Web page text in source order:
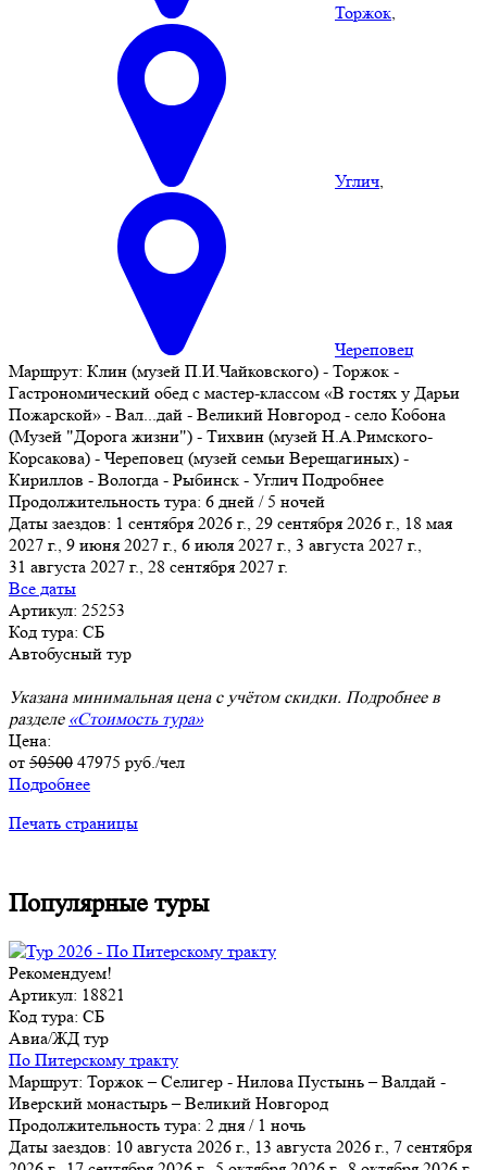
Торжок,
Углич,
Череповец
Маршрут: Клин (музей П.И.Чайковского) - Торжок -
Гастрономический обед с мастер-классом «В гостях у Дарьи
Пожарской» - Вал...дай - Великий Новгород - село Кобона
(Музей "Дорога жизни") - Тихвин (музей Н.А.Римского-
Корсакова) - Череповец (музей семьи Верещагиных) -
Кириллов - Вологда - Рыбинск - Углич Подробнее
Продолжительность тура: 6 дней / 5 ночей
Даты заездов: 1 сентября 2026 г., 29 сентября 2026 г., 18 мая
2027 г., 9 июня 2027 г., 6 июля 2027 г., 3 августа 2027 г.,
31 августа 2027 г., 28 сентября 2027 г.
Все даты
Артикул: 25253
Код тура: СБ
Автобусный тур
Указана минимальная цена с учётом скидки. Подробнее в
разделе «Стоимость тура»
Цена:
от 50500 47975 руб./чел
Подробнее
Печать страницы
Популярные туры
Рекомендуем!
Артикул: 18821
Код тура: СБ
Авиа/ЖД тур
По Питерскому тракту
Маршрут: Торжок – Селигер - Нилова Пустынь – Валдай -
Иверский монастырь – Великий Новгород
Продолжительность тура: 2 дня / 1 ночь
Даты заездов: 10 августа 2026 г., 13 августа 2026 г., 7 сентября